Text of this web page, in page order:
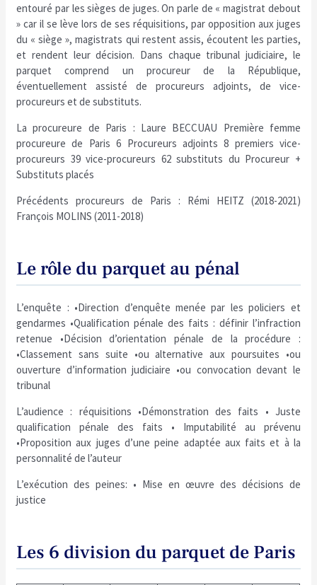
entouré par les sièges de juges. On parle de « magistrat debout
» car il se lève lors de ses réquisitions, par opposition aux juges
du « siège », magistrats qui restent assis, écoutent les parties,
et rendent leur décision. Dans chaque tribunal judiciaire, le
parquet comprend un procureur de la République,
éventuellement assisté de procureurs adjoints, de vice-
procureurs et de substituts.
La procureure de Paris : Laure BECCUAU Première femme
procureure de Paris 6 Procureurs adjoints 8 premiers vice-
procureurs 39 vice-procureurs 62 substituts du Procureur +
Substituts placés
Précédents procureurs de Paris : Rémi HEITZ (2018-2021)
François MOLINS (2011-2018)
Le rôle du parquet au pénal
L’enquête : •Direction d’enquête menée par les policiers et
gendarmes •Qualification pénale des faits : définir l’infraction
retenue •Décision d’orientation pénale de la procédure :
•Classement sans suite •ou alternative aux poursuites •ou
ouverture d’information judiciaire •ou convocation devant le
tribunal
L’audience : réquisitions •Démonstration des faits • Juste
qualification pénale des faits • Imputabilité au prévenu
•Proposition aux juges d’une peine adaptée aux faits et à la
personnalité de l’auteur
L’exécution des peines: • Mise en œuvre des décisions de
justice
Les 6 division du parquet de Paris